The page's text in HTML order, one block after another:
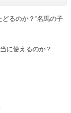
るのか？“名馬の子
に使えるのか？